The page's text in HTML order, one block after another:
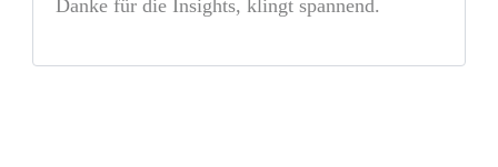
Danke für die Insights, klingt spannend.